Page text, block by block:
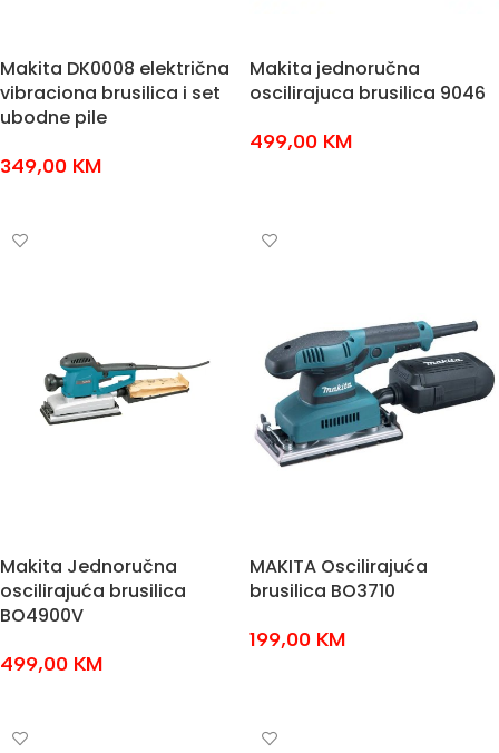
Makita DK0008 električna
vibraciona brusilica i set
ubodne pile
349,00 KM
Makita jednoručna
oscilirajuca brusilica 9046
499,00 KM
Makita Jednoručna
oscilirajuća brusilica
BO4900V
499,00 KM
MAKITA Oscilirajuća
brusilica BO3710
199,00 KM